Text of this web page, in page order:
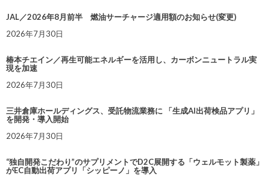
JAL／2026年8月前半 燃油サーチャージ適用額のお知らせ(変更)
2026年7月30日
椿本チエイン／再生可能エネルギーを活用し、カーボンニュートラル実
現を加速
2026年7月30日
三井倉庫ホールディングス、受託物流業務に 「生成AI出荷検品アプリ」
を開発・導入開始
2026年7月30日
“独自開発こだわり”のサプリメントでD2C展開する「ウェルモット製薬」
がEC自動出荷アプリ「シッピーノ」を導入